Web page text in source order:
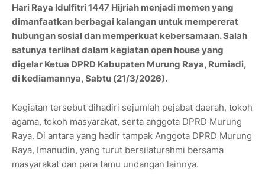
Hari Raya Idulfitri 1447 Hijriah menjadi momen yang
dimanfaatkan berbagai kalangan untuk mempererat
hubungan sosial dan memperkuat kebersamaan. Salah
satunya terlihat dalam kegiatan open house yang
digelar Ketua DPRD Kabupaten Murung Raya, Rumiadi,
di kediamannya, Sabtu (21/3/2026).
Kegiatan tersebut dihadiri sejumlah pejabat daerah, tokoh
agama, tokoh masyarakat, serta anggota DPRD Murung
Raya. Di antara yang hadir tampak Anggota DPRD Murung
Raya, Imanudin, yang turut bersilaturahmi bersama
masyarakat dan para tamu undangan lainnya.